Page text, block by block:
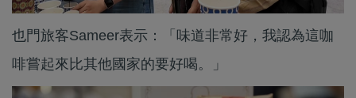
也門旅客Sameer表示：「味道非常好，我認為這咖
啡嘗起來比其他國家的要好喝。」